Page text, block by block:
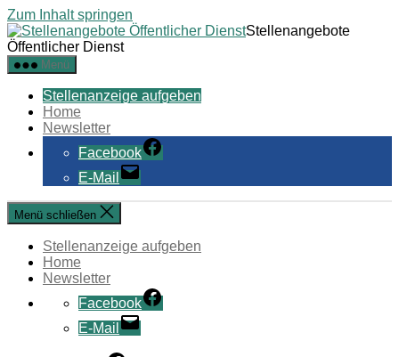
Zum Inhalt springen
Stellenangebote
Öffentlicher Dienst
Menü
Stellenanzeige aufgeben
Home
Newsletter
Facebook
E-Mail
Menü schließen
Stellenanzeige aufgeben
Home
Newsletter
Facebook
E-Mail